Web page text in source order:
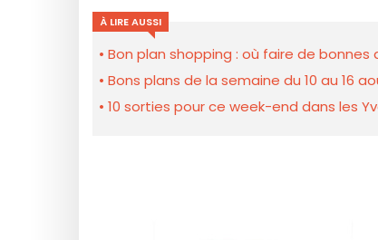
À LIRE AUSSI
Bon plan shopping : où faire de bonnes
Bons plans de la semaine du 10 au 16
10 sorties pour ce week-end dans les